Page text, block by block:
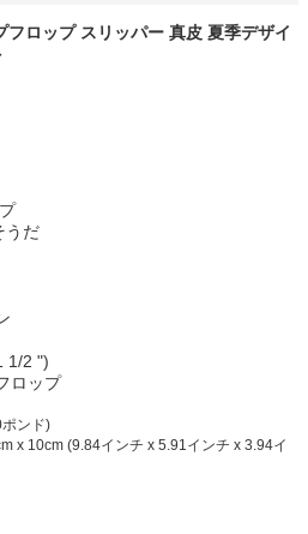
フロップ スリッパー 真皮 夏季デザイ
うだ
1/2 ")
ロップ
ンド)
x 10cm (9.84インチ x 5.91インチ x 3.94イ